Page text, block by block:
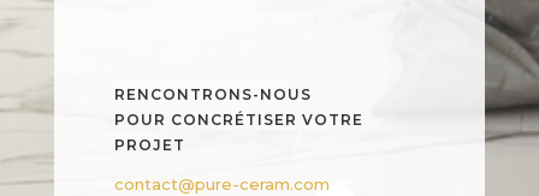
RENCONTRONS-NOUS
POUR CONCRÉTISER VOTRE
PROJET
contact@pure-ceram.com